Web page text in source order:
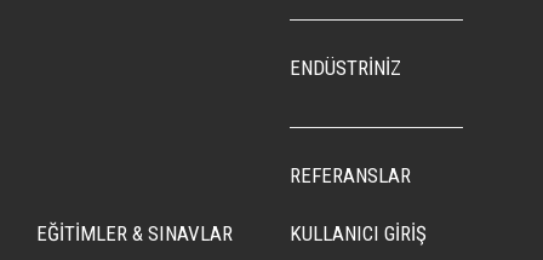
ENDÜSTRİNİZ
REFERANSLAR
EĞİTİMLER & SINAVLAR KULLANICI GİRİŞ